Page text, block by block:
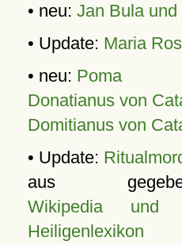
• neu: Jan Bula
• Update: Maria
• neu: Poma
Donatianus von
Domitianus von
• Update:
aus
Wikipedia und
Heiligenlexikon